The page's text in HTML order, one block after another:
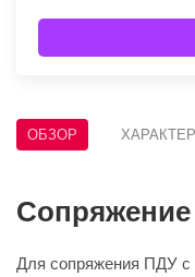
ОБЗОР
Сопряжение
Для сопряжения ПДУ с